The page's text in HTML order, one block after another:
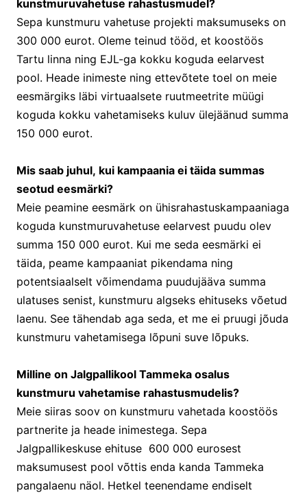
kunstmuruvahetuse rahastusmudel?
Sepa kunstmuru vahetuse projekti maksumuseks on
300 000 eurot. Oleme teinud tööd, et koostöös
Tartu linna ning EJL-ga kokku koguda eelarvest
pool. Heade inimeste ning ettevõtete toel on meie
eesmärgiks läbi virtuaalsete ruutmeetrite müügi
koguda kokku vahetamiseks kuluv ülejäänud summa
150 000 eurot.
Mis saab juhul, kui kampaania ei täida summas
seotud eesmärki?
Meie peamine eesmärk on ühisrahastuskampaaniaga
koguda kunstmuruvahetuse eelarvest puudu olev
summa 150 000 eurot. Kui me seda eesmärki ei
täida, peame kampaaniat pikendama ning
potentsiaalselt võimendama puudujääva summa
ulatuses senist, kunstmuru algseks ehituseks võetud
laenu. See tähendab aga seda, et me ei pruugi jõuda
kunstmuru vahetamisega lõpuni suve lõpuks.
Milline on Jalgpallikool Tammeka osalus
kunstmuru vahetamise rahastusmudelis?
Meie siiras soov on kunstmuru vahetada koostöös
partnerite ja heade inimestega. Sepa
Jalgpallikeskuse ehituse 600 000 eurosest
maksumusest pool võttis enda kanda Tammeka
pangalaenu näol. Hetkel teenendame endiselt